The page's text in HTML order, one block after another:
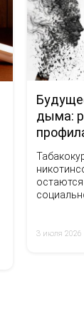
дыма:
3 июля 2026